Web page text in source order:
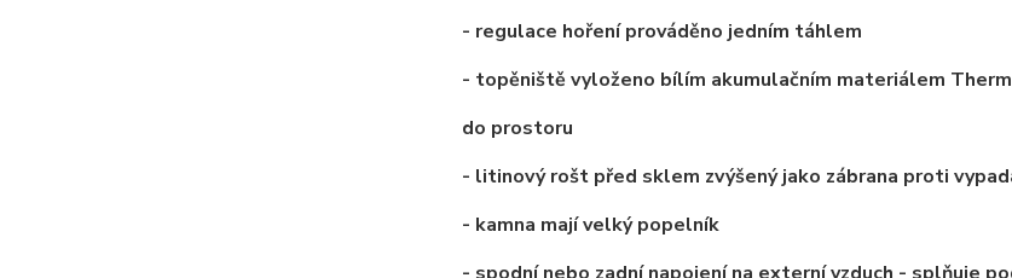
- regulace hoření prováděno jedním táhlem
- topěniště vyloženo bílím akumulačním materiálem
do prostoru
- litinový rošt před sklem zvýšený jako zábrana proti
- kamna mají velký popelník